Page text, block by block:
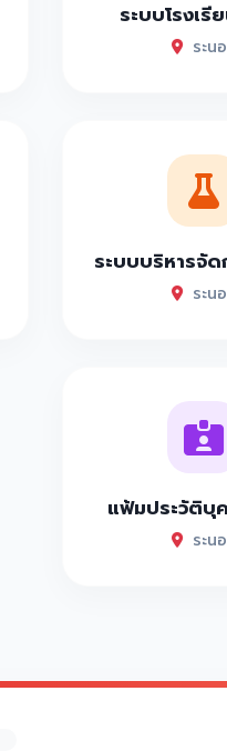
ระบบโรงเรี
ระน
ระบบบริหารจัด
ระน
แฟ้มประวัติบุ
ระน